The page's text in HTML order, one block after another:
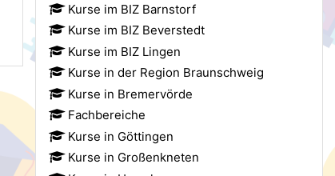
Kurse im BIZ Barnstorf
Kurse im BIZ Beverstedt
Kurse im BIZ Lingen
Kurse in der Region Braunschweig
Kurse in Bremervörde
Fachbereiche
Kurse in Göttingen
Kurse in Großenkneten